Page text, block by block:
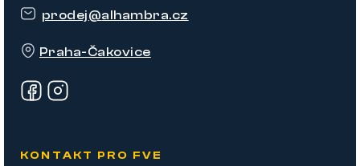
prodej@alhambra.cz
Praha-Čakovice
KONTAKT PRO FVE